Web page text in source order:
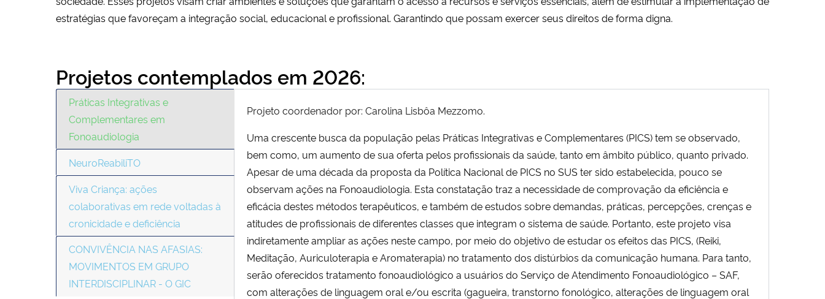
estratégias que favoreçam a integração social, educacional e profissional. Garantindo que possam exercer seus direitos de forma digna.
Projetos contemplados em 2026:
Práticas Integrativas e
Complementares em
Fonoaudiologia
NeuroReabiliTO
Viva Criança: ações
colaborativas em rede voltadas à
cronicidade e deficiência
CONVIVÊNCIA NAS AFASIAS:
MOVIMENTOS EM GRUPO
INTERDISCIPLINAR - O GIC
Projeto coordenador por: Carolina Lisbôa Mezzomo.
Uma crescente busca da população pelas Práticas Integrativas e Complementares (PICS) tem se observado,
bem como, um aumento de sua oferta pelos profissionais da saúde, tanto em âmbito público, quanto privado.
Apesar de uma década da proposta da Política Nacional de PICS no SUS ter sido estabelecida, pouco se
observam ações na Fonoaudiologia. Esta constatação traz a necessidade de comprovação da eficiência e
eficácia destes métodos terapêuticos, e também de estudos sobre demandas, práticas, percepções, crenças e
atitudes de profissionais de diferentes classes que integram o sistema de saúde. Portanto, este projeto visa
indiretamente ampliar as ações neste campo, por meio do objetivo de estudar os efeitos das PICS, (Reiki,
Meditação, Auriculoterapia e Aromaterapia) no tratamento dos distúrbios da comunicação humana. Para tanto,
serão oferecidos tratamento fonoaudiológico a usuários do Serviço de Atendimento Fonoaudiológico – SAF,
com alterações de linguagem oral e/ou escrita (gagueira, transtorno fonológico, alterações de linguagem oral